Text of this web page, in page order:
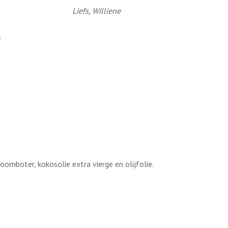
Liefs, Williene
kokosolie extra vierge en olijfolie.